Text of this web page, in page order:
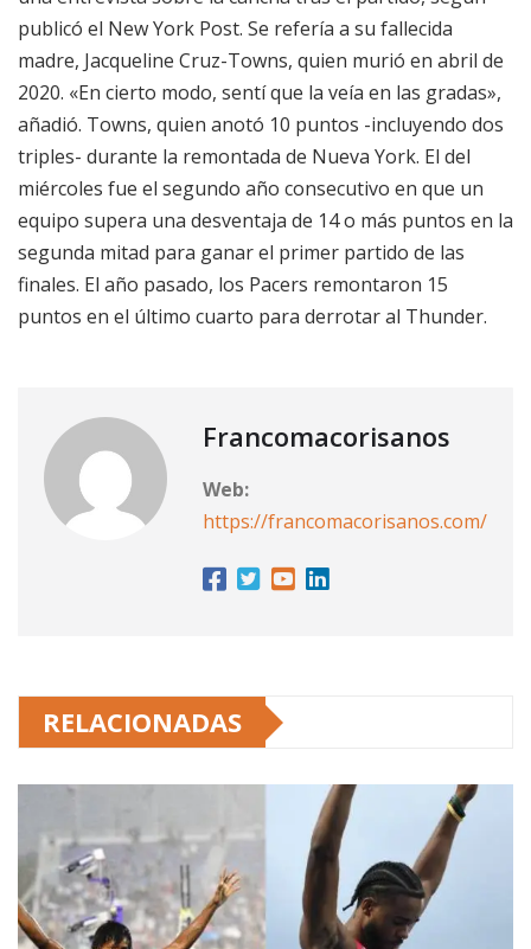
publicó el New York Post. Se refería a su fallecida
madre, Jacqueline Cruz-Towns, quien murió en abril de
2020. «En cierto modo, sentí que la veía en las gradas»,
añadió. Towns, quien anotó 10 puntos -incluyendo dos
triples- durante la remontada de Nueva York. El del
miércoles fue el segundo año consecutivo en que un
equipo supera una desventaja de 14 o más puntos en la
segunda mitad para ganar el primer partido de las
finales. El año pasado, los Pacers remontaron 15
puntos en el último cuarto para derrotar al Thunder.
Francomacorisanos
Web:
https://francomacorisanos.com/
RELACIONADAS